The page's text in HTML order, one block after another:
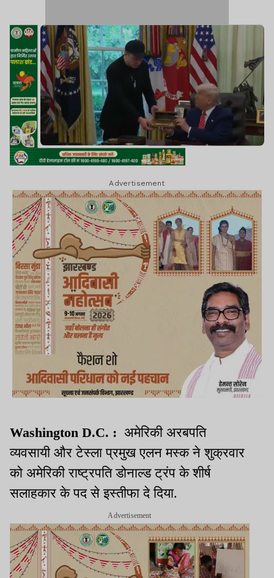
Advertisement
Washington D.C. : अमेरिकी अरबपति
व्यवसायी और टेस्ला प्रमुख एलन मस्क ने शुक्रवार
को अमेरिकी राष्ट्रपति डोनाल्ड ट्रंप के शीर्ष
सलाहकार के पद से इस्तीफा दे दिया.
Advertisement